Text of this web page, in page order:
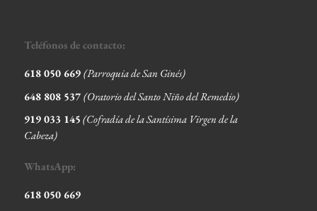
Teléfonos de contacto:
618 050 669(Parroquia de San Ginés)
648 808 537(Oratorio del Santo Niño del Remedio)
919 033 145 (Cofradía de la Santísima Virgen de la
Cabeza)
WhatsApp:
618 050 669